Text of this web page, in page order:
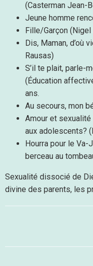
(Casterman Jean-
Jeune homme
Fille/Garçon
Dis, Maman, d’où
Rausas)
S’il te plait, parle-
(Éducation
ans.
Au secours, mon
Amour et sexualité
aux adolescents?
Hourra pour le
berceau au
Sexualité dissocié de
divine des parents, les